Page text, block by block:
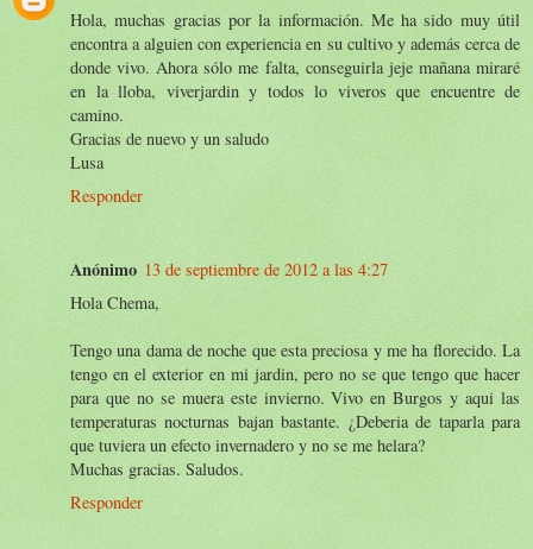
Hola, muchas gracias por la información. Me ha sido muy útil
encontra a alguien con experiencia en su cultivo y además cerca de
donde vivo. Ahora sólo me falta, conseguirla jeje mañana miraré
en la lloba, viverjardin y todos lo viveros que encuentre de
camino.
Gracias de nuevo y un saludo
Lusa
Responder
Anónimo 13 de septiembre de 2012 a las 4:27
Hola Chema,
Tengo una dama de noche que esta preciosa y me ha florecido. La
tengo en el exterior en mi jardin, pero no se que tengo que hacer
para que no se muera este invierno. Vivo en Burgos y aqui las
temperaturas nocturnas bajan bastante. ¿Deberia de taparla para
que tuviera un efecto invernadero y no se me helara?
Muchas gracias. Saludos.
Responder